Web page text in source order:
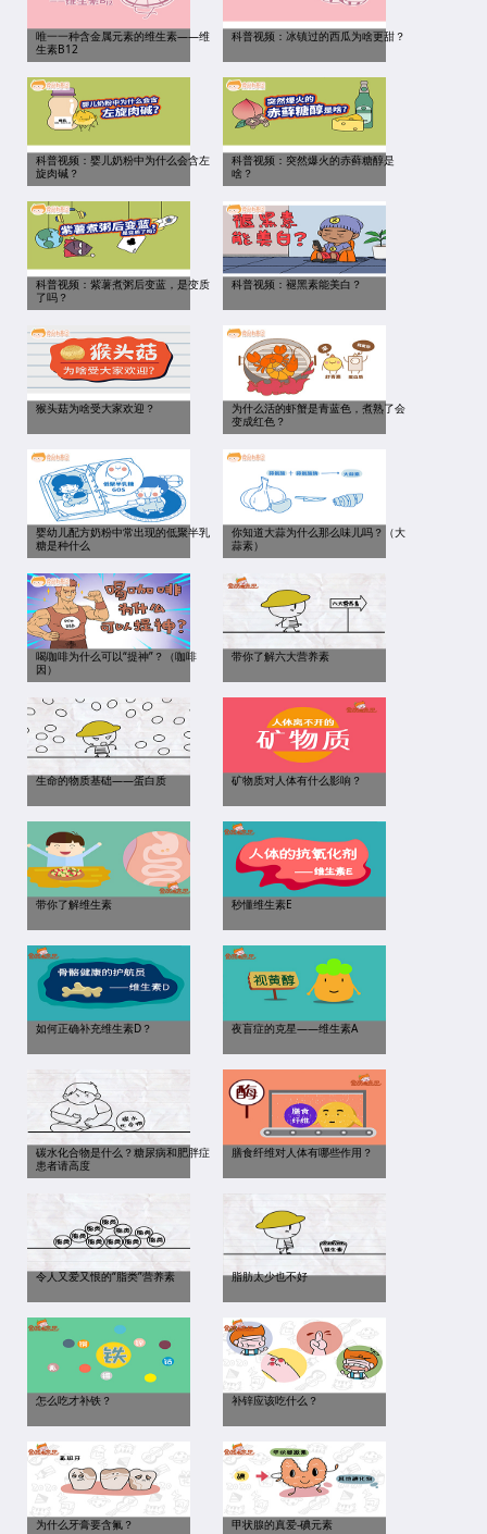
唯一一种含金属元素的维生素——维
生素B12
科普视频：冰镇过的西瓜为啥更甜？
科普视频：婴儿奶粉中为什么会含左
旋肉碱？
科普视频：突然爆火的赤藓糖醇是
啥？
科普视频：紫薯煮粥后变蓝，是变质
了吗？
科普视频：褪黑素能美白？
猴头菇为啥受大家欢迎？
为什么活的虾蟹是青蓝色，煮熟了会
变成红色？
婴幼儿配方奶粉中常出现的低聚半乳
糖是种什么
你知道大蒜为什么那么味儿吗？（大
蒜素）
喝咖啡为什么可以“提神”？（咖啡
因）
带你了解六大营养素
生命的物质基础——蛋白质 矿物质对人体有什么影响？
带你了解维生素 秒懂维生素E
如何正确补充维生素D？ 夜盲症的克星——维生素A
碳水化合物是什么？糖尿病和肥胖症
患者请高度
膳食纤维对人体有哪些作用？
令人又爱又恨的“脂类”营养素 脂肪太少也不好
怎么吃才补铁？ 补锌应该吃什么？
为什么牙膏要含氟？ 甲状腺的真爱-碘元素